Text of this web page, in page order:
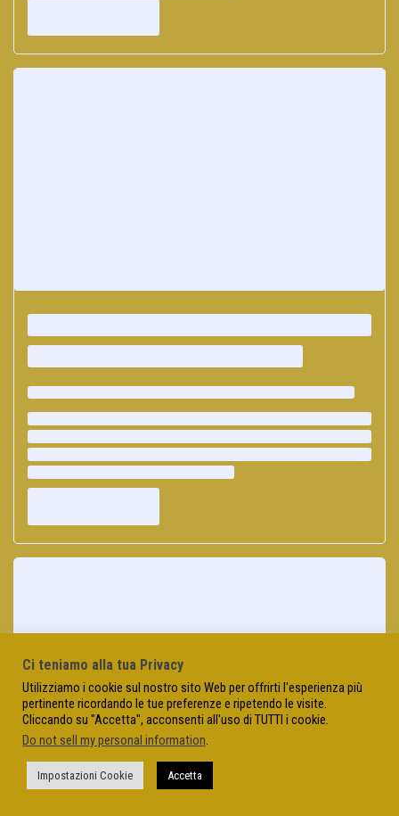
Ci teniamo alla tua Privacy
Utilizziamo i cookie sul nostro sito Web per offrirti l'esperienza più
pertinente ricordando le tue preferenze e ripetendo le visite.
Cliccando su "Accetta", acconsenti all'uso di TUTTI i cookie.
Do not sell my personal information.
Impostazioni Cookie Accetta